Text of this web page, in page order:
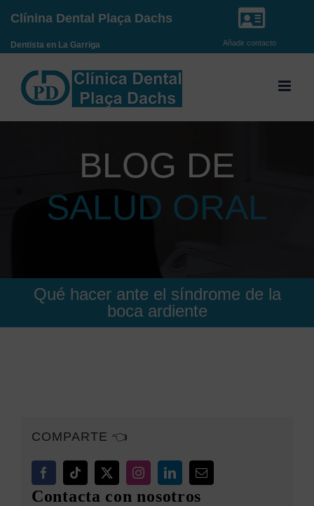
Saltar
Clínina Dental Plaça Dachs
Dentista en La Garriga Añadir contacto
BLOG DE
SALUD ORAL
Qué hacer ante el síndrome de la
boca ardiente
COMPARTE 👈
Contacta con nosotros